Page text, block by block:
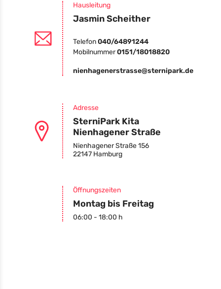
Hausleitung
Jasmin Scheither
Telefon040/64891244
Mobilnummer0151/18018820
nienhagenerstrasse@sternipark.de
Adresse
SterniPark Kita
Nienhagener Straße
Nienhagener Straße 156
22147 Hamburg
Öffnungszeiten
Montag bis Freitag
06:00 - 18:00 h